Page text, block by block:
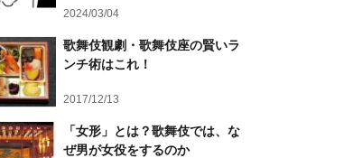
2024/03/04
歌舞伎観劇・歌舞伎座の賢いラ
ンチ術はこれ！
2017/12/13
「女形」とは？歌舞伎では、な
ぜ男が女役をするのか